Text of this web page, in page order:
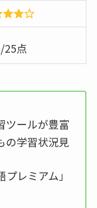
/25点
ツールが豊富
の学習状況見
レミアム」